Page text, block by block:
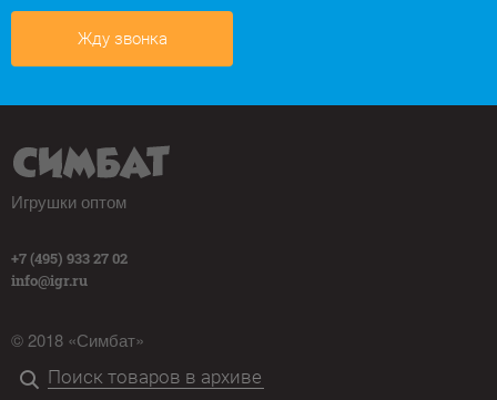
Жду звонка
Игрушки оптом
+7 (495) 933 27 02
info@igr.ru
© 2018 «Симбат»